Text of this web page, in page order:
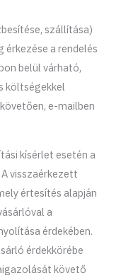
szállítása)
érkezése a rendelés
belül várható,
költségekkel
e-mailben
kísérlet esetén a
visszaérkezett
értesítés alapján
a
érdekében.
érdekkörébe
követő